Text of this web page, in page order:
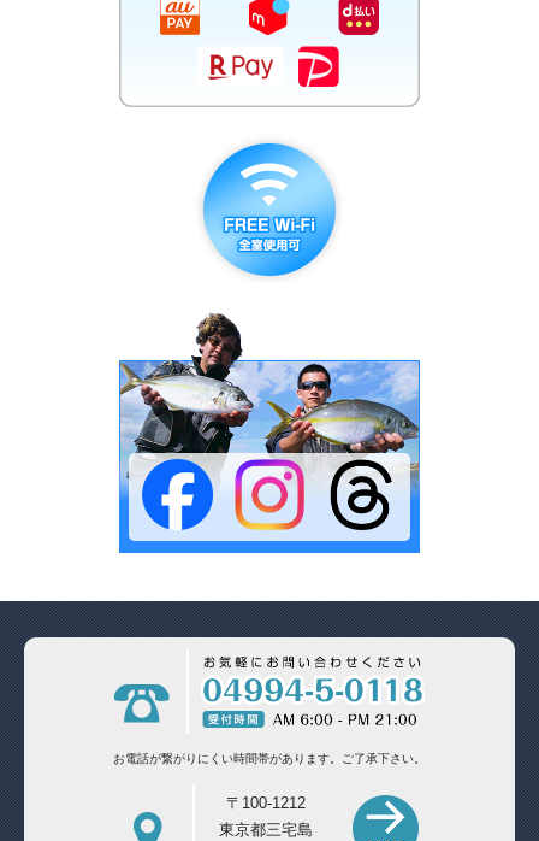
お電話が繋がりにくい時間帯があります。 ご了承下さい。
〒100-1212
東京都三宅島